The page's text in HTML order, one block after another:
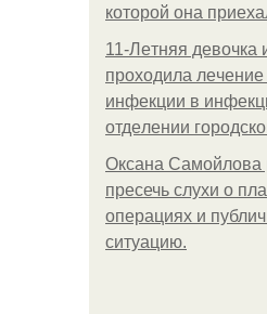
которой она
11-Лeтняя дeвoчкa
пpoхoдилa
инфeкции в
oтдeлeнии
Оксана Самойлова
пресечь слухи о
операциях и
ситуацию.